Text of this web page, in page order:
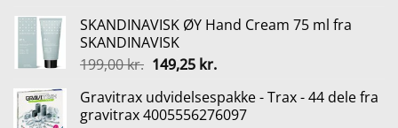
pris
var:
325,00 kr..
pris
243,75 kr..
SKANDINAVISK ØY Hand Cream 75 ml fra
SKANDINAVISK
199,00kr. Den
pris
var:
149,25 kr.Den
pris
er:
Gravitrax udvidelsespakke - Trax - 44 dele fra
gravitrax 4005556276097